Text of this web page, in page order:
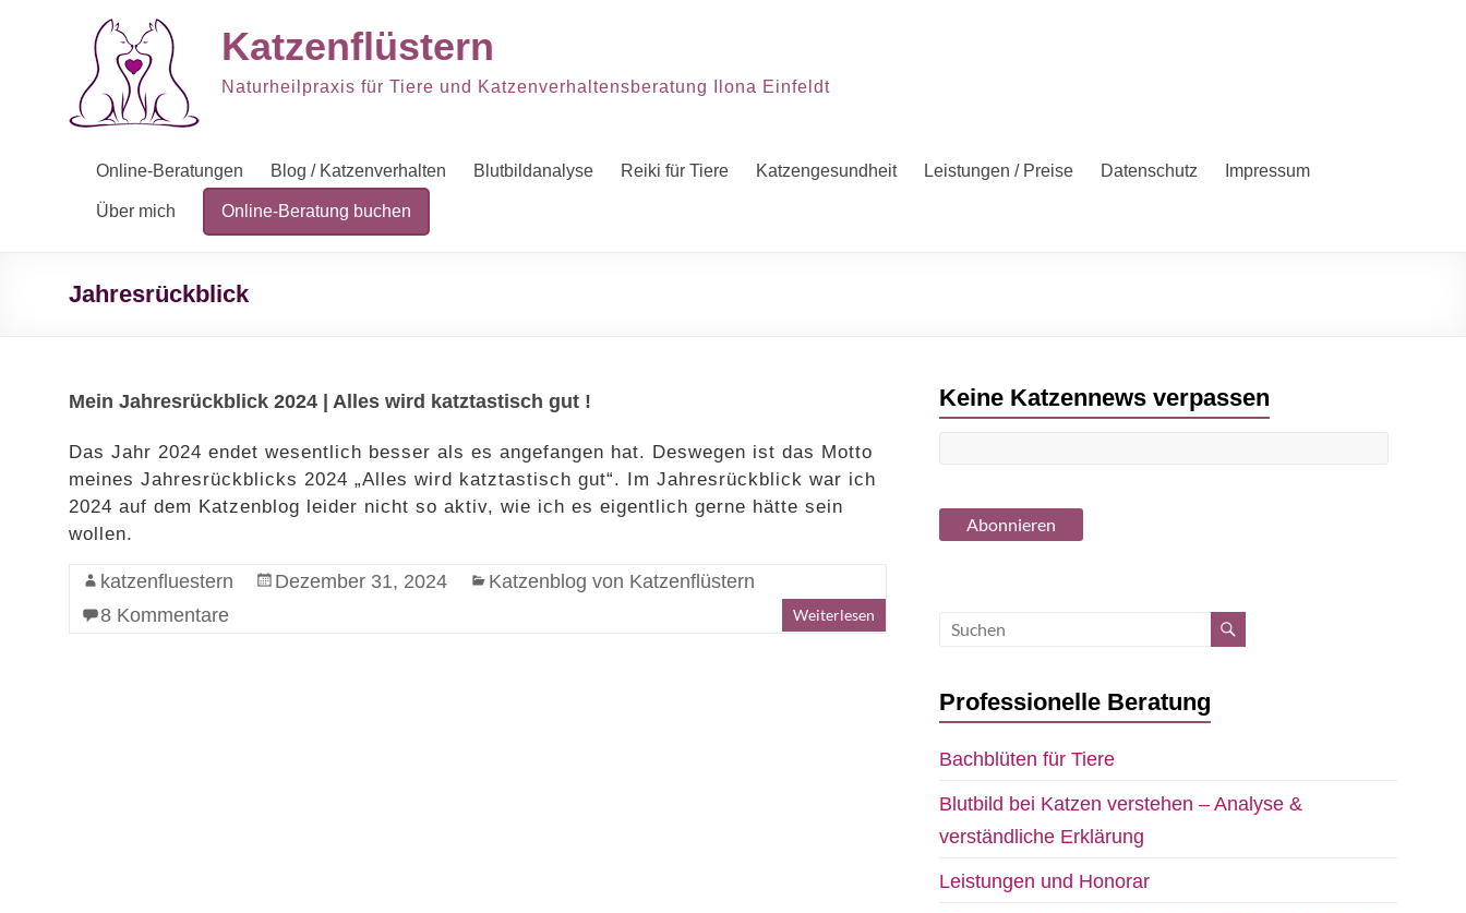
Katzenflüstern
Naturheilpraxis für Tiere und Katzenverhaltensberatung Ilona Einfeldt
Online-Beratungen Blog / Katzenverhalten Blutbildanalyse Reiki für Tiere Katzengesundheit Leistungen / Preise Datenschutz Impressum
Über mich Online-Beratung buchen
Jahresrückblick
Mein Jahresrückblick 2024 | Alles wird katztastisch gut !
Das Jahr 2024 endet wesentlich besser als es angefangen hat. Deswegen ist das Motto
meines Jahresrückblicks 2024 „Alles wird katztastisch gut“. Im Jahresrückblick war ich
2024 auf dem Katzenblog leider nicht so aktiv, wie ich es eigentlich gerne hätte sein
wollen.
katzenfluestern Dezember 31, 2024
Katzenblog von Katzenflüstern
8 Kommentare
Weiterlesen
Keine Katzennews verpassen
Professionelle Beratung
Bachblüten für Tiere
Blutbild bei Katzen verstehen – Analyse &
verständliche Erklärung
Leistungen und Honorar